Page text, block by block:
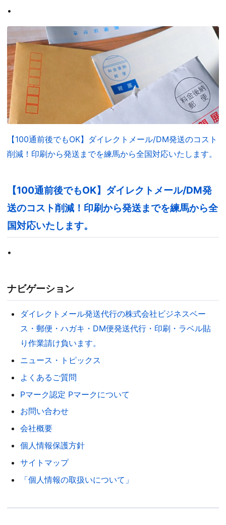
•
【100通前後でもOK】ダイレクトメール/DM発送のコスト
削減！印刷から発送までを練馬から全国対応いたします。
【100通前後でもOK】ダイレクトメール/DM発
送のコスト削減！印刷から発送までを練馬から全
国対応いたします。
•
ナビゲーション
ダイレクトメール発送代行の株式会社ビジネスベー
ス・郵便・ハガキ・DM便発送代行・印刷・ラベル貼
り作業請け負います。
ニュース・トピックス
よくあるご質問
Pマーク認定 Pマークについて
お問い合わせ
会社概要
個人情報保護方針
サイトマップ
「個人情報の取扱いについて」